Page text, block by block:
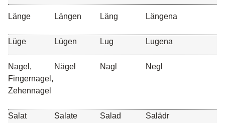
Länge Längen Läng Längena
Lüge Lügen Lug Lugena
Nagel,
Fingernagel,
Zehennagel
Nägel Nagl Negl
Salat Salate Salad Salädr